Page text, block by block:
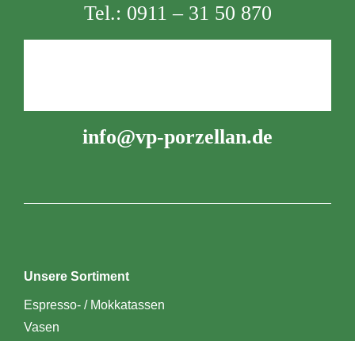
Tel.: 0911 – 31 50 870
info@vp-porzellan.de
Unsere Sortiment
Espresso- / Mokkatassen
Vasen